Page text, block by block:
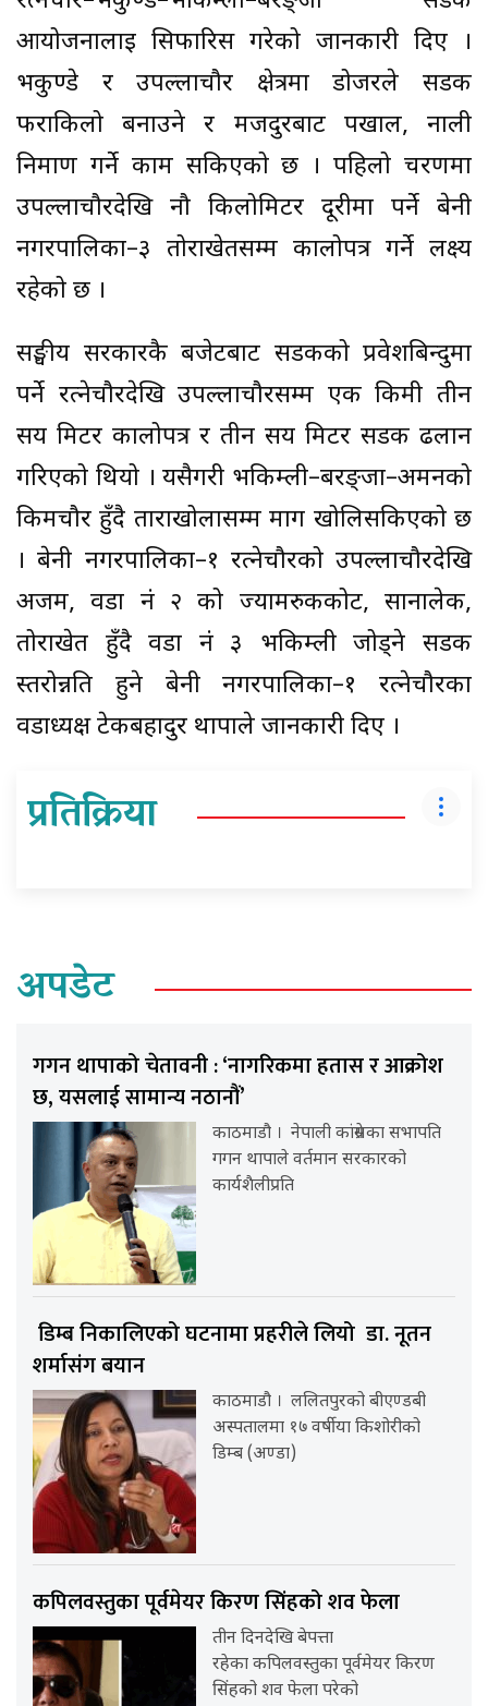
आयोजनालाई सिफारिस गरेको जानकारी दिए ।
भकुण्डे र उपल्लाचौर क्षेत्रमा डोजरले सडक
फराकिलो बनाउने र मजदुरबाट पर्खाल, नाली
निर्माण गर्ने काम सकिएको छ । पहिलो चरणमा
उपल्लाचौरदेखि नौ किलोमिटर दूरीमा पर्ने बेनी
नगरपालिका–३ तोराखेतसम्म कालोपत्र गर्ने लक्ष्य
रहेको छ ।
सङ्घीय सरकारकै बजेटबाट सडकको प्रवेशबिन्दुमा
पर्ने रत्नेचौरदेखि उपल्लाचौरसम्म एक किमी तीन
सय मिटर कालोपत्र र तीन सय मिटर सडक ढलान
गरिएको थियो । यसैगरी भकिम्ली–बरङ्जा–अर्मनको
किमचौर हुँदै ताराखोलासम्म मार्ग खोलिसकिएको छ
। बेनी नगरपालिका–१ रत्नेचौरको उपल्लाचौरदेखि
अर्जम, वडा नं २ को ज्यामरुककोट, सानालेक,
तोराखेत हुँदै वडा नं ३ भकिम्ली जोड्ने सडक
स्तरोन्नति हुने बेनी नगरपालिका–१ रत्नेचौरका
वडाध्यक्ष टेकबहादुर थापाले जानकारी दिए ।
प्रतिक्रिया
अपडेट
गगन थापाको चेतावनी : ‘नागरिकमा हतास र आक्रोश
छ, यसलाई सामान्य नठानौं’
काठमाडौ । नेपाली कांग्रेसका सभापति
गगन थापाले वर्तमान सरकारको
कार्यशैलीप्रति
डिम्ब निकालिएको घटनामा प्रहरीले लियो डा. नूतन
शर्मासंग बयान
काठमाडौ । ललितपुरको बीएण्डबी
अस्पतालमा १७ वर्षीया किशोरीको
डिम्ब (अण्डा)
कपिलवस्तुका पूर्वमेयर किरण सिंहको शव फेला
तीन दिनदेखि बेपत्ता
रहेका कपिलवस्तुका पूर्वमेयर किरण
सिंहको शव फेला परेको